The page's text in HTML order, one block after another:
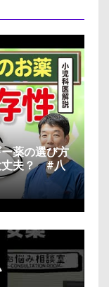
薬の選び方
丈夫？ #八